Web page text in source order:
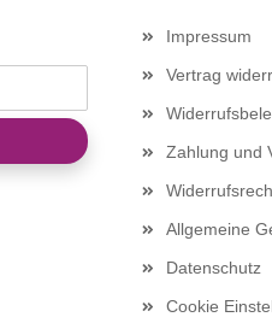
Impressum
Vertrag
Zahlung und
Allgemeine
Datenschutz
Cookie